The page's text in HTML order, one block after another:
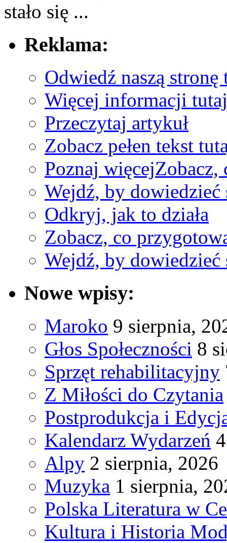
stało się ...
Reklama:
Odwiedź naszą stronę
Więcej informacji tutaj
Przeczytaj artykuł
Zobacz pełen tekst
Poznaj więcejZobacz,
Wejdź, by dowiedzieć
Odkryj, jak to działa
Zobacz, co
Wejdź, by dowiedzieć
Nowe wpisy:
Maroko 9 sierpnia,
Głos Społeczności 8
Sprzęt rehabilitacyjny
Z Miłości do Czytania
Postprodukcja i
Kalendarz Wydarzeń
Alpy 2 sierpnia, 2026
Muzyka 1 sierpnia,
Polska Literatura w
Kultura i Historia